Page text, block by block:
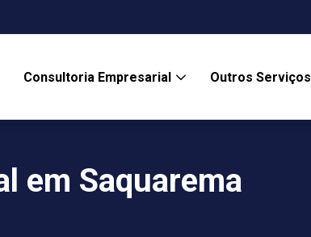
Consultoria Empresarial Outros Serviços
em Saquarema